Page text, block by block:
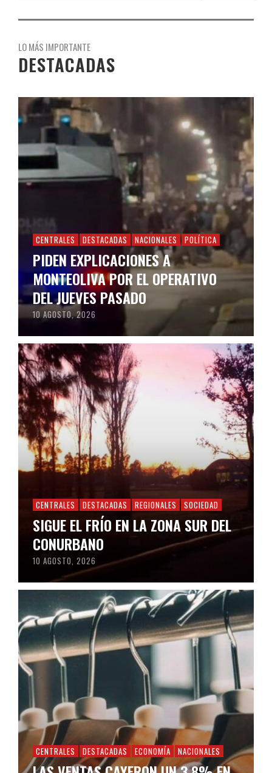
LO MÁS IMPORTANTE
DESTACADAS
CENTRALES DESTACADAS NACIONALES POLÍTICA
PIDEN EXPLICACIONES A
MONTEOLIVA POR EL OPERATIVO
DEL JUEVES PASADO
10 AGOSTO, 2026
CENTRALES DESTACADAS REGIONALES SOCIEDAD
SIGUE EL FRÍO EN LA ZONA SUR DEL
CONURBANO
10 AGOSTO, 2026
CENTRALES DESTACADAS ECONOMÍA NACIONALES